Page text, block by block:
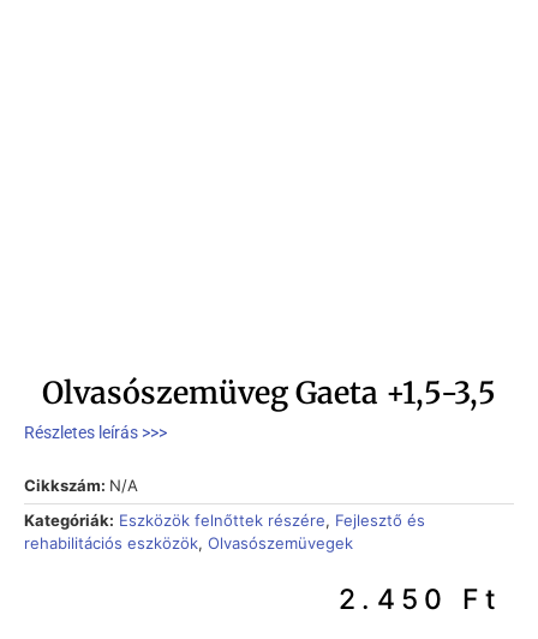
Olvasószemüveg Gaeta +1,5-3,5
Részletes leírás >>>
Cikkszám: N/A
Kategóriák: Eszközök felnőttek részére, Fejlesztő és
rehabilitációs eszközök, Olvasószemüvegek
2.450 Ft